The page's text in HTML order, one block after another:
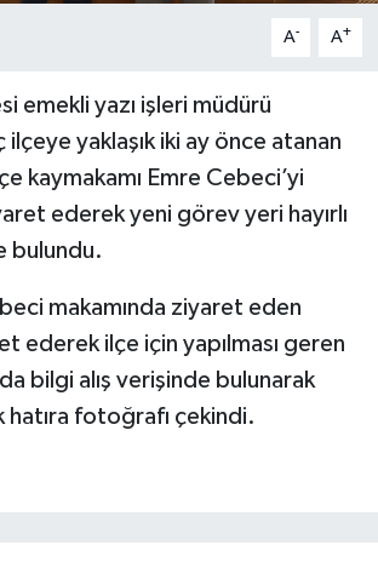
A- A+
emekli yazı işleri müdürü
yaklaşık iki ay önce atanan
kaymakamı Emre Cebeci’yi
ederek yeni görev yeri hayırlı
bulundu.
makamında ziyaret eden
ederek ilçe için yapılması geren
bilgi alış verişinde bulunarak
fotoğrafı çekindi.